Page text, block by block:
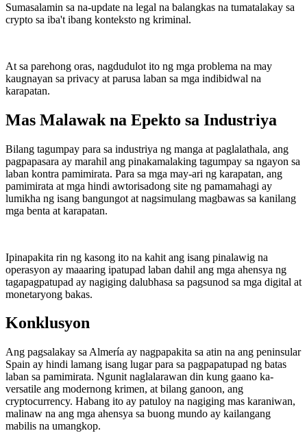
Sumasalamin sa na-update na legal na balangkas na tumatalakay sa
crypto sa iba't ibang konteksto ng kriminal.
At sa parehong oras, nagdudulot ito ng mga problema na may
kaugnayan sa privacy at parusa laban sa mga indibidwal na
karapatan.
Mas Malawak na Epekto sa Industriya
Bilang tagumpay para sa industriya ng manga at paglalathala, ang
pagpapasara ay marahil ang pinakamalaking tagumpay sa ngayon sa
laban kontra pamimirata. Para sa mga may-ari ng karapatan, ang
pamimirata at mga hindi awtorisadong site ng pamamahagi ay
lumikha ng isang bangungot at nagsimulang magbawas sa kanilang
mga benta at karapatan.
Ipinapakita rin ng kasong ito na kahit ang isang pinalawig na
operasyon ay maaaring ipatupad laban dahil ang mga ahensya ng
tagapagpatupad ay nagiging dalubhasa sa pagsunod sa mga digital at
monetaryong bakas.
Konklusyon
Ang pagsalakay sa Almería ay nagpapakita sa atin na ang peninsular
Spain ay hindi lamang isang lugar para sa pagpapatupad ng batas
laban sa pamimirata. Ngunit naglalarawan din kung gaano ka-
versatile ang modernong krimen, at bilang ganoon, ang
cryptocurrency. Habang ito ay patuloy na nagiging mas karaniwan,
malinaw na ang mga ahensya sa buong mundo ay kailangang
mabilis na umangkop.